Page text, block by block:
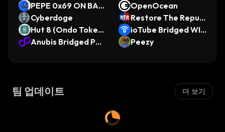
PEPE 0x69 ON BAS
E
OpenOcean
Cyberdoge
Restore The Republ
ic
Hut 8 (Ondo Tokeni
zed)
ioTube Bridged WIF
I (IoTeX)
Anubis Bridged PO
Peezy
팀 업데이트 더 보기